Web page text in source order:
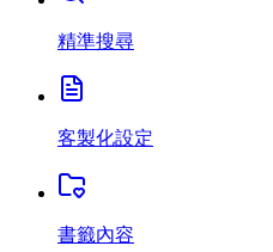
精準搜尋
客製化設定
書籤內容